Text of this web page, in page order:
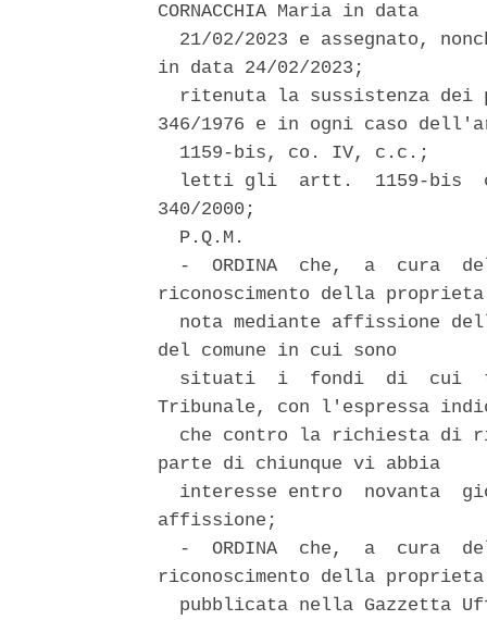
CORNACCHIA Maria in data
21/02/2023 e assegnato,
in data 24/02/2023;
ritenuta la sussistenza dei
346/1976 e in ogni caso
  1159-bis, co. IV, c.c.;
letti gli  artt.  1159-bis
340/2000;
  P.Q.M.
-  ORDINA  che,  a  cura
riconoscimento della
nota mediante affissione
del comune in cui sono
situati  i  fondi  di  cui
Tribunale, con l'espressa
che contro la richiesta di
parte di chiunque vi abbia
interesse entro  novanta
affissione;
-  ORDINA  che,  a  cura
riconoscimento della
pubblicata nella Gazzetta